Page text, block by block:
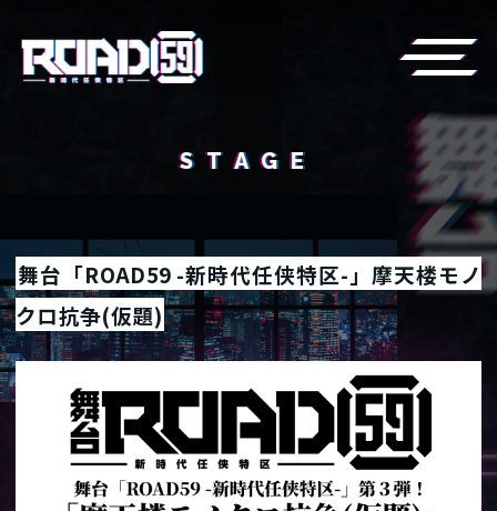
STAGE
舞台「ROAD59 -新時代任侠特区-」摩天楼モノ
クロ抗争(仮題)